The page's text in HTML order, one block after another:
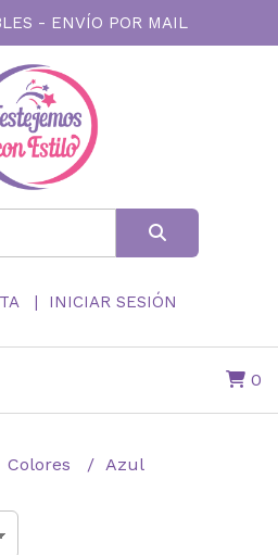
- ENVÍO POR MAIL
INICIAR SESIÓN
0
Colores Azul